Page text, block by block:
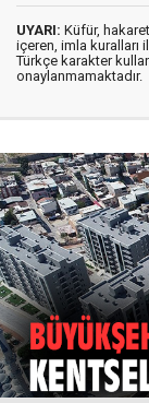
UYARI: Küfür,
içeren, imla kuralları
Türkçe karakter
onaylanmamaktadır.